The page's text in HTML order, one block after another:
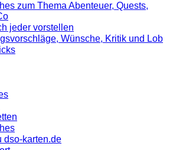
zum Thema Abenteuer, Quests,
jeder vorstellen
Wünsche, Kritik und Lob
karten.de